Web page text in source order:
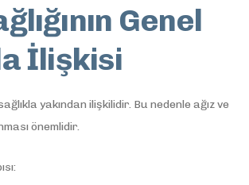
Genel
İlişkisi
yakından ilişkilidir. Bu nedenle ağız ve
önemlidir.